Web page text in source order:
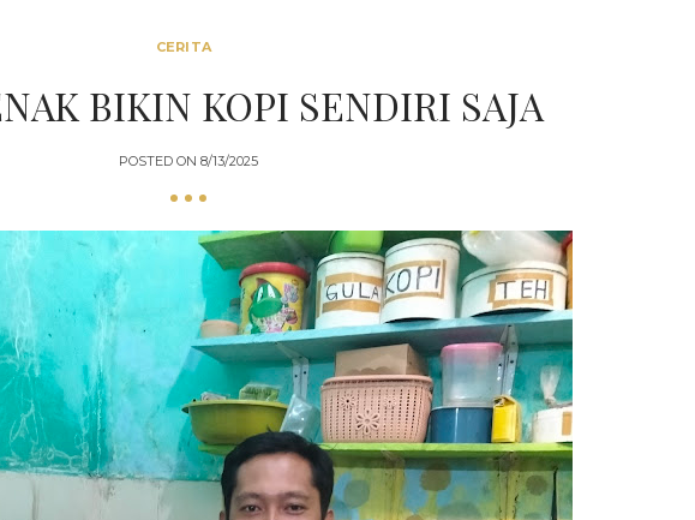
CERITA
BIKIN KOPI SENDIRI SAJA
POSTED ON 8/13/2025